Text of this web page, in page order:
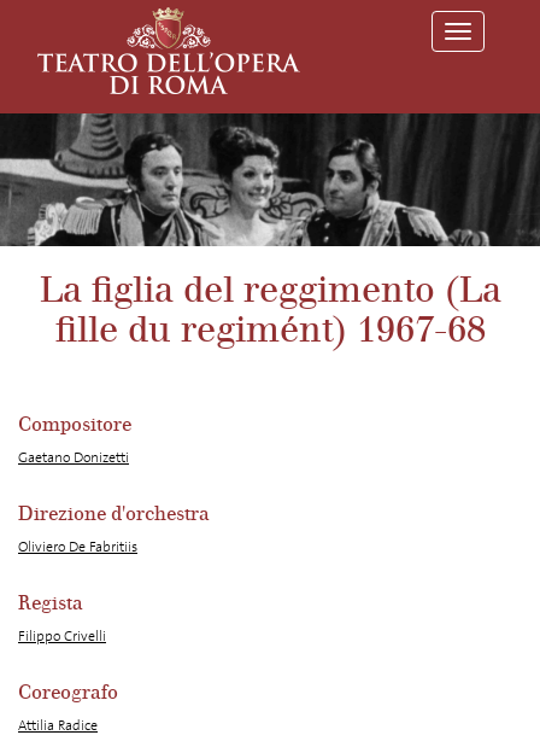
T
o
l
g
t
i
o
n
La figlia del reggimento (La
fille du regimént) 1967-68
Compositore
Gaetano Donizetti
Direzione d'orchestra
Oliviero De Fabritiis
Regista
Filippo Crivelli
Coreografo
Attilia Radice